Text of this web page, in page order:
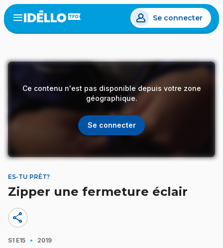
Aller
au
contenu
Open
menu
Se connecter
Ce contenu n'est pas disponible depuis votre zone
géographique.
Se connecter
ES-TU PRÊT?
Zipper une fermeture éclair
share
S1 E15 · 2019